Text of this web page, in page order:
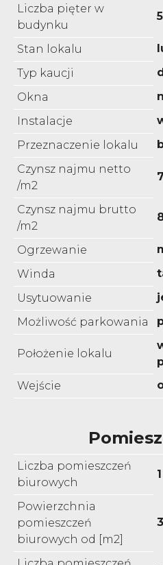
Liczba pięter w
budynku
5
Stan lokalu
Typ kaucji
Okna
Instalacje
Przeznaczenie lokalu
Czynsz najmu netto
/m2
Czynsz najmu brutto
/m2
Ogrzewanie
Winda
Usytuowanie
Możliwość parkowania
Położenie lokalu
Wejście
Liczba pomieszczeń
biurowych
1
Powierzchnia
pomieszczeń
biurowych od [m2]